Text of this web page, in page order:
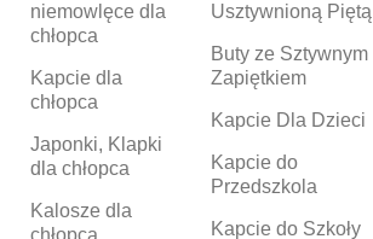
niemowlęce dla
chłopca
Kapcie dla
chłopca
Japonki, Klapki
dla chłopca
Kalosze dla
Usztywnioną Piętą
Buty ze Sztywnym
Zapiętkiem
Kapcie Dla Dzieci
Kapcie do
Przedszkola
Kapcie do Szkoły